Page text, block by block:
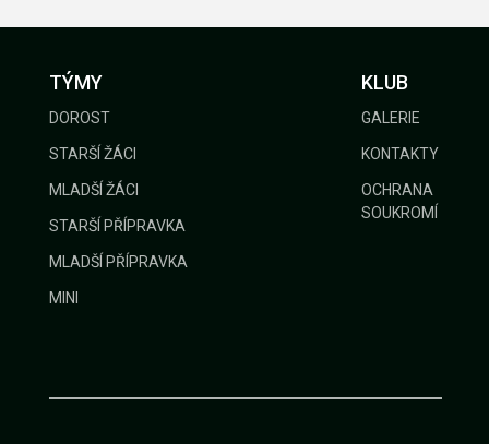
TÝMY
DOROST
STARŠÍ ŽÁCI
MLADŠÍ ŽÁCI
STARŠÍ PŘÍPRAVKA
MLADŠÍ PŘÍPRAVKA
MINI
KLUB
GALERIE
KONTAKTY
OCHRANA
SOUKROMÍ